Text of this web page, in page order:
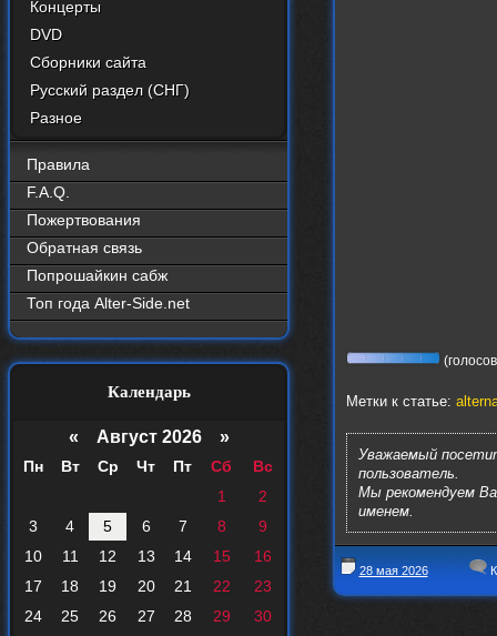
Концерты
DVD
Сборники сайта
Русский раздел (СНГ)
Разное
Правила
F.A.Q.
Пожертвования
Обратная связь
Попрошайкин сабж
Топ года Alter-Side.net
Календарь
« Август 2026 »
Пн Вт Ср Чт Пт Сб
Вс
1
2
3
4 5 6 7 8
9
10
11 12 13 14 15
16
17
18 19 20 21 22
23
24
25 26 27 28 29
30
Метки к статье:
Уважаемый
пользователь.
Мы рекомендуем
именем.
28 мая 2026